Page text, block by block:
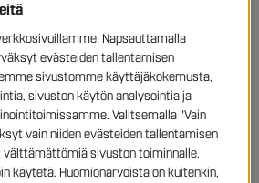
paikkasi haastattelukierrokselle.
nostamme esiin, miten vältät
ja onnistut kiinnostavan ja
tekemisessä.
1: Olet ahkera ja
Napsauttamalla
evästeiden tallentamisen
sivustomme käyttäjäkokemusta,
sivuston käytön analysointia ja
Valitsemalla "Vain
vain niiden evästeiden tallentamisen
sivuston toiminnalle.
käytetä. Huomionarvoista on kuitenkin,